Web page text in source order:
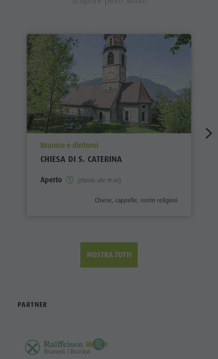
aria.poi_location_prefix
Brunico e dintorni
CHIESA DI S. CATERINA
Aperto (Chiude alle 19:00)
aria.poi_category_prefix
Chiese, cappelle, centri religiosi
MOSTRA TUTTI
PARTNER